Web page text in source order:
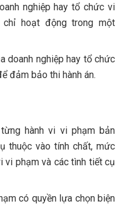
nghiệp hay tổ chức vi
hoạt động trong một
doanh nghiệp hay tổ chức
đảm bảo thi hành án.
hành vi vi phạm bản
thuộc vào tính chất, mức
vi phạm và các tình tiết cụ
có quyền lựa chọn biện